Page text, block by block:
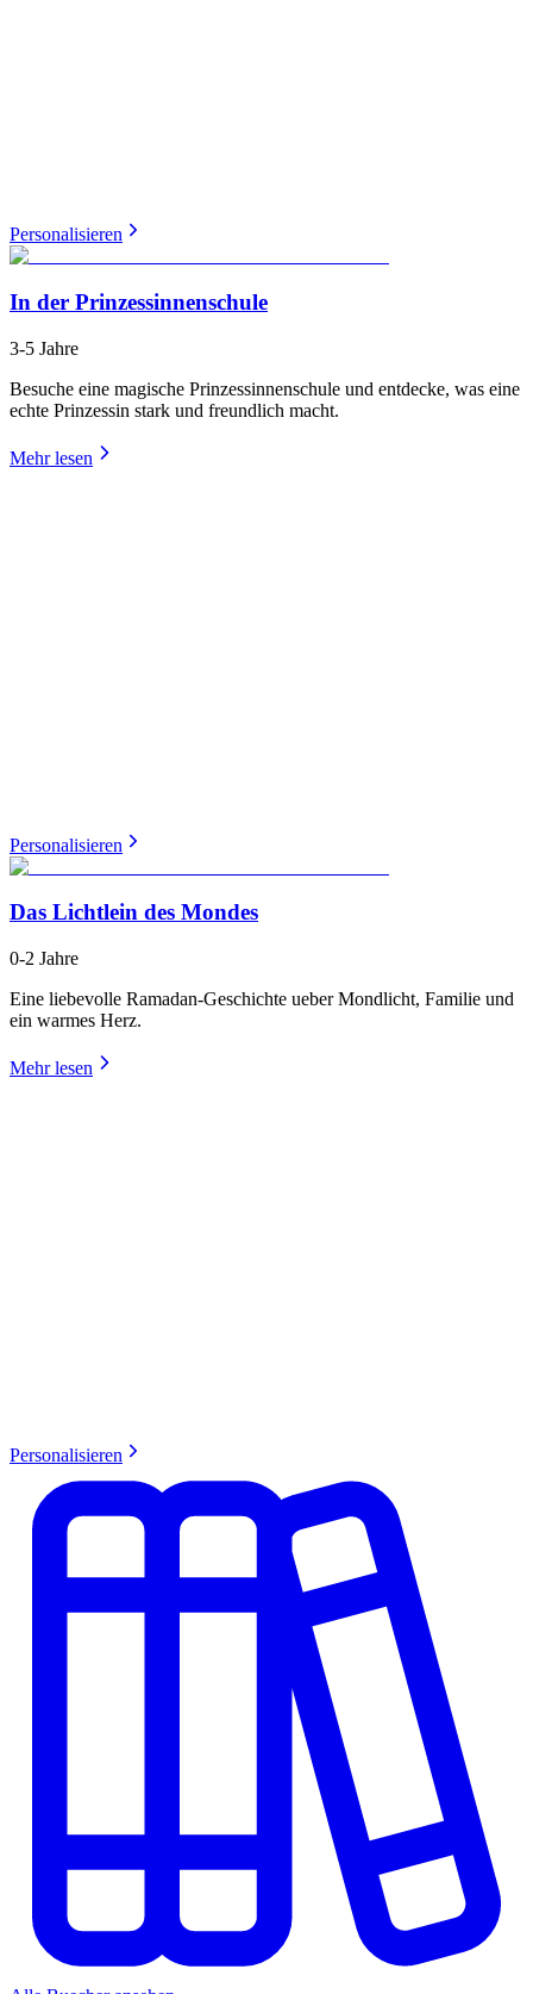
Personalisieren
In der Prinzessinnenschule
3-5 Jahre
Besuche eine magische Prinzessinnenschule und entdecke, was eine
echte Prinzessin stark und freundlich macht.
Mehr lesen
Personalisieren
Das Lichtlein des Mondes
0-2 Jahre
Eine liebevolle Ramadan-Geschichte ueber Mondlicht, Familie und
ein warmes Herz.
Mehr lesen
Personalisieren